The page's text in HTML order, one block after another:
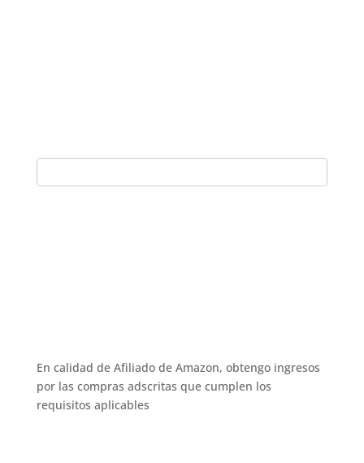
En calidad de Afiliado de Amazon, obtengo ingresos
por las compras adscritas que cumplen los
requisitos aplicables